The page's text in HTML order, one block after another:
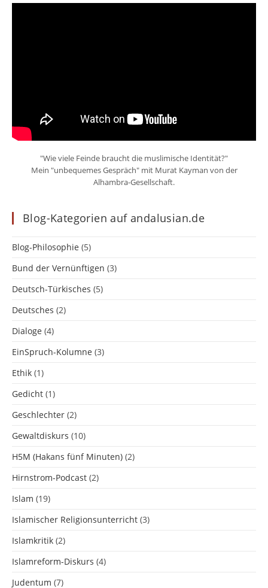
"Wie viele Feinde braucht die muslimische Identität?"
Mein "unbequemes Gespräch" mit Murat Kayman von der
Alhambra-Gesellschaft.
Blog-Kategorien auf andalusian.de
Blog-Philosophie (5)
Bund der Vernünftigen (3)
Deutsch-Türkisches (5)
Deutsches (2)
Dialoge (4)
EinSpruch-Kolumne (3)
Ethik (1)
Gedicht (1)
Geschlechter (2)
Gewaltdiskurs (10)
H5M (Hakans fünf Minuten) (2)
Hirnstrom-Podcast (2)
Islam (19)
Islamischer Religionsunterricht (3)
Islamkritik (2)
Islamreform-Diskurs (4)
Judentum (7)